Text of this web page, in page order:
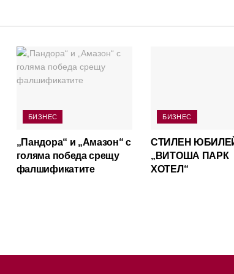
БИЗНЕС
„Пандора“ и „Амазон“ с
голяма победа срещу
фалшификатите
БИЗНЕС
СТИЛЕН
„ВИТОША ПАРК
ХОТЕЛ“